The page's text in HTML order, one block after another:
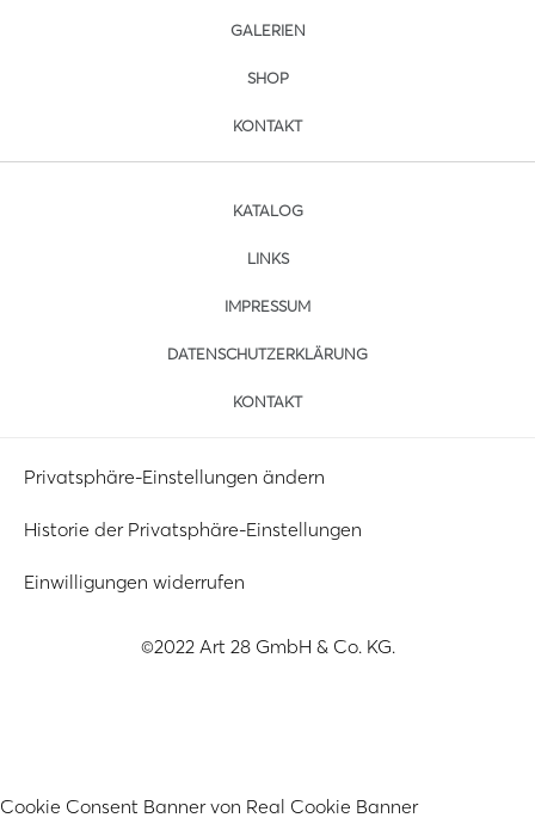
GALERIEN
SHOP
KONTAKT
KATALOG
LINKS
IMPRESSUM
DATENSCHUTZERKLÄRUNG
KONTAKT
Privatsphäre-Einstellungen ändern
Historie der Privatsphäre-Einstellungen
Einwilligungen widerrufen
©2022 Art 28 GmbH & Co. KG.
Cookie Consent Banner von Real Cookie Banner